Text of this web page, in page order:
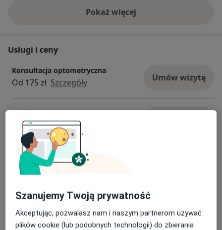
Pokaż więcejo doświadczeniu
Usługi i ceny
Konsultacja optometryczna
Od 175 zł Szczegóły Umów wizytę
Aplikacja soczewek kontaktowych
Od 280 zł Szczegóły
Dobór soczewek kontaktowych
miękkich
Od 257 zł
Kontrola soczewek
Darmowa usługa Szczegóły Umów wizytę
Szanujemy Twoją prywatność
Akceptując, pozwalasz nam i naszym partnerom używać
plików cookie (lub podobnych technologii) do zbierania